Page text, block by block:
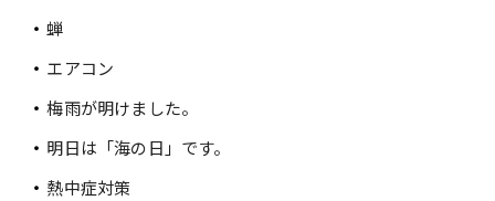
蝉
エアコン
梅雨が明けました。
明日は「海の日」です。
熱中症対策